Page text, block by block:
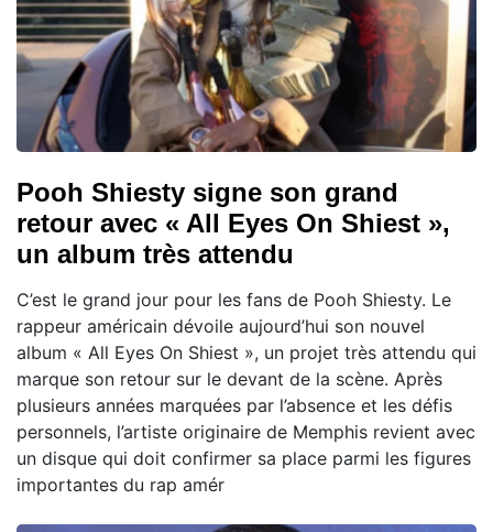
Pooh Shiesty signe son grand
retour avec « All Eyes On Shiest »,
un album très attendu
C’est le grand jour pour les fans de Pooh Shiesty. Le
rappeur américain dévoile aujourd’hui son nouvel
album « All Eyes On Shiest », un projet très attendu qui
marque son retour sur le devant de la scène. Après
plusieurs années marquées par l’absence et les défis
personnels, l’artiste originaire de Memphis revient avec
un disque qui doit confirmer sa place parmi les figures
importantes du rap amér